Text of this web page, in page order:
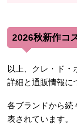
2026秋新作コ
以上、クレ・ド・
詳細と通販情報に
各ブランドから続
表されています。